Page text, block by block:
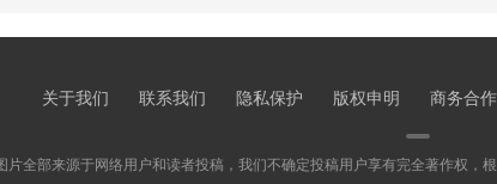
关于我们 联系我们 隐私保护 版权申明 商务合作
全部来源于网络用户和读者投稿，我们不确定投稿用户享有完全著作权，